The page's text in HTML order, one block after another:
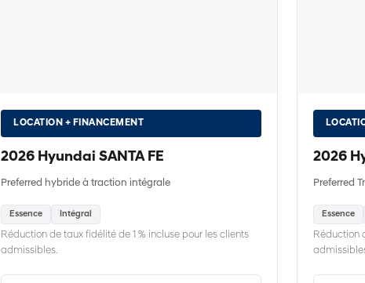
LOCATION + FINANCEMENT
2026 Hyundai SANTA FE
Preferred hybride à traction intégrale
Essence Intégral
Réduction de taux fidélité de 1 % incluse pour les clients
admissibles.
2026
Preferred
Essence
Réduction